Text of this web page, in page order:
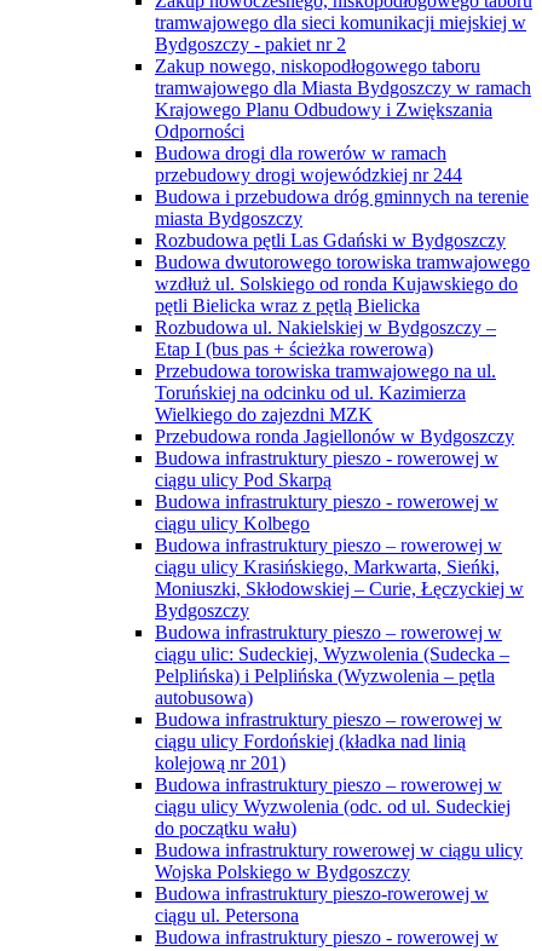
tramwajowego dla sieci komunikacji miejskiej w
Bydgoszczy - pakiet nr 2
Zakup nowego, niskopodłogowego taboru
tramwajowego dla Miasta Bydgoszczy w ramach
Krajowego Planu Odbudowy i Zwiększania
Odporności
Budowa drogi dla rowerów w ramach
przebudowy drogi wojewódzkiej nr 244
Budowa i przebudowa dróg gminnych na terenie
miasta Bydgoszczy
Rozbudowa pętli Las Gdański w Bydgoszczy
Budowa dwutorowego torowiska tramwajowego
wzdłuż ul. Solskiego od ronda Kujawskiego do
pętli Bielicka wraz z pętlą Bielicka
Rozbudowa ul. Nakielskiej w Bydgoszczy –
Etap I (bus pas + ścieżka rowerowa)
Przebudowa torowiska tramwajowego na ul.
Toruńskiej na odcinku od ul. Kazimierza
Wielkiego do zajezdni MZK
Przebudowa ronda Jagiellonów w Bydgoszczy
Budowa infrastruktury pieszo - rowerowej w
ciągu ulicy Pod Skarpą
Budowa infrastruktury pieszo - rowerowej w
ciągu ulicy Kolbego
Budowa infrastruktury pieszo – rowerowej w
ciągu ulicy Krasińskiego, Markwarta, Sieńki,
Moniuszki, Skłodowskiej – Curie, Łęczyckiej w
Bydgoszczy
Budowa infrastruktury pieszo – rowerowej w
ciągu ulic: Sudeckiej, Wyzwolenia (Sudecka –
Pelplińska) i Pelplińska (Wyzwolenia – pętla
autobusowa)
Budowa infrastruktury pieszo – rowerowej w
ciągu ulicy Fordońskiej (kładka nad linią
kolejową nr 201)
Budowa infrastruktury pieszo – rowerowej w
ciągu ulicy Wyzwolenia (odc. od ul. Sudeckiej
do początku wału)
Budowa infrastruktury rowerowej w ciągu ulicy
Wojska Polskiego w Bydgoszczy
Budowa infrastruktury pieszo-rowerowej w
ciągu ul. Petersona
Budowa infrastruktury pieszo - rowerowej w